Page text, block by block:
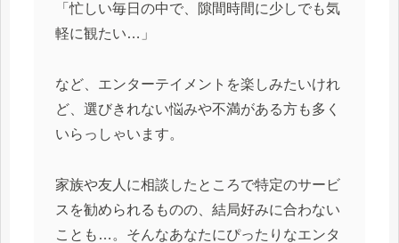
「忙しい毎日の中で、隙間時間に少しでも気
軽に観たい…」
など、エンターテイメントを楽しみたいけれ
ど、選びきれない悩みや不満がある方も多く
いらっしゃいます。
家族や友人に相談したところで特定のサービ
スを勧められるものの、結局好みに合わない
ことも…。そんなあなたにぴったりなエンタ